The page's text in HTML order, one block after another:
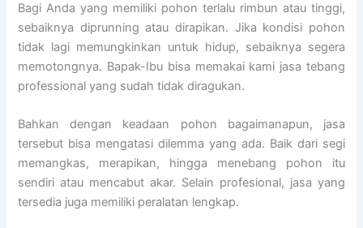
Bagi Anda yang memiliki pohon terlalu rimbun atau tinggi,
sebaiknya diprunning atau dirapikan. Jika kondisi pohon
tidak lagi memungkinkan untuk hidup, sebaiknya segera
memotongnya. Bapak-Ibu bisa memakai kami jasa tebang
professional yang sudah tidak diragukan.
Bahkan dengan keadaan pohon bagaimanapun, jasa
tersebut bisa mengatasi dilemma yang ada. Baik dari segi
memangkas, merapikan, hingga menebang pohon itu
sendiri atau mencabut akar. Selain profesional, jasa yang
tersedia juga memiliki peralatan lengkap.